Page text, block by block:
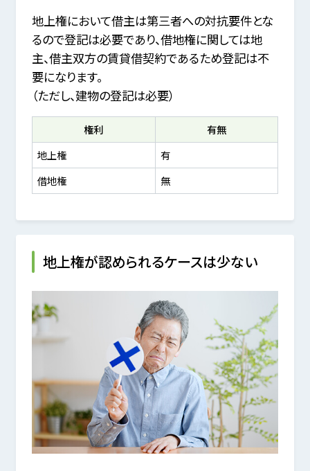
地上権において借主は第三者への対抗要件とな
るので登記は必要であり、借地権に関しては地
主、借主双方の賃貸借契約であるため登記は不
要になります。
（ただし、建物の登記は必要）
権利
有無
地上権
有
借地権
無
地上権が認められるケースは少ない